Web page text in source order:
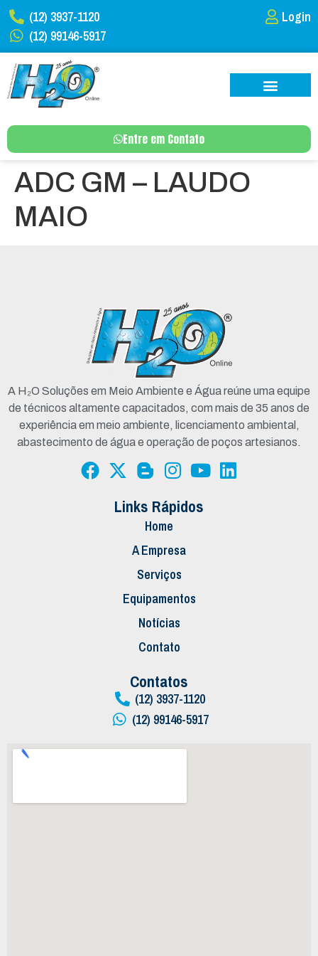
(12) 3937-1120
(12) 99146-5917
Login
Entre em Contato
ADC GM – LAUDO
MAIO
A H₂O Soluções em Meio Ambiente e Água reúne uma equipe
de técnicos altamente capacitados, com mais de 35 anos de
experiência em meio ambiente, licenciamento ambiental,
abastecimento de água e operação de poços artesianos.
Links Rápidos
Home
A Empresa
Serviços
Equipamentos
Notícias
Contato
Contatos
(12) 3937-1120
(12) 99146-5917